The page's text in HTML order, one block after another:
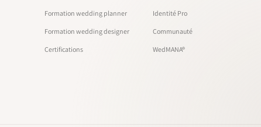
Formation wedding planner
Formation wedding designer
Certifications
Identité Pro
Communauté
WedMANA®